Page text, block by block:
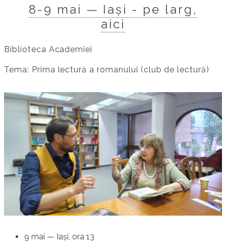
8-9 mai — Iași - pe larg,
aici
Biblioteca Academiei
Tema: Prima lectură a romanului (club de lectură)
9 mai — Iași, ora 13